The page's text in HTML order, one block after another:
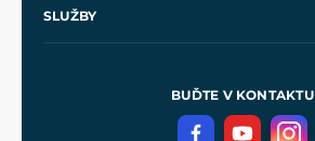
Velkoobchod
SLUŽBY
Meče pro Kingdom Come
BUĎTE V KONTAKTU